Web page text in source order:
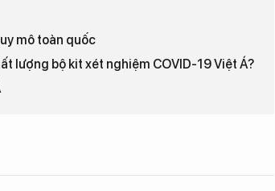
mô toàn quốc
lượng bộ kit xét nghiệm COVID-19 Việt Á?